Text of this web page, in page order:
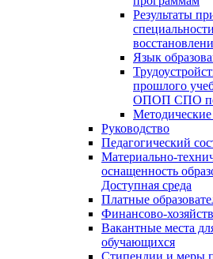
Результаты
Язык
прошлого
ОПОП СПО по
Руководство
Педагогический
Материально-
оснащенность
Доступная среда
Платные
Финансово-
Вакантные места
обучающихся
Стипендии и меры